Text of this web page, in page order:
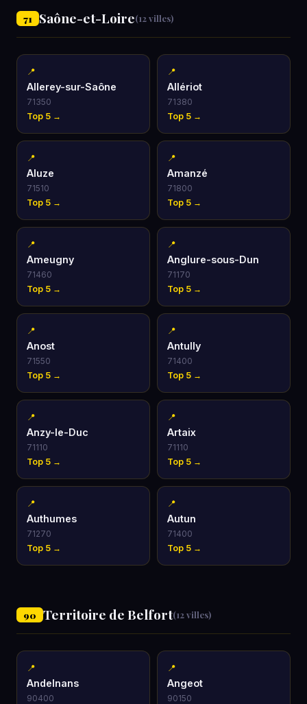
71 Saône-et-Loire(12 villes)
📍
Allerey-sur-Saône
71350
Top 5 →
📍
Allériot
71380
Top 5 →
📍
Aluze
71510
Top 5 →
📍
Amanzé
71800
Top 5 →
📍
Ameugny
71460
Top 5 →
📍
Anglure-sous-Dun
71170
Top 5 →
📍
Anost
71550
Top 5 →
📍
Antully
71400
Top 5 →
📍
Anzy-le-Duc
71110
Top 5 →
📍
Artaix
71110
Top 5 →
📍
Authumes
71270
Top 5 →
📍
Autun
71400
Top 5 →
90 Territoire de Belfort(12 villes)
📍
Andelnans
90400
📍
Angeot
90150